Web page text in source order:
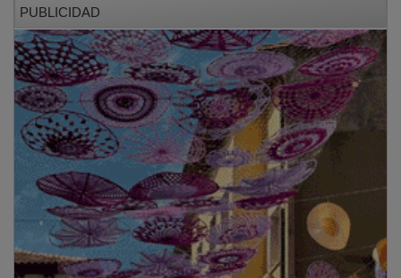
Este montaje corre enteramente a cargo de los
integrantes de la Asociación Cultural Juan Talamanco,
quienes llevan meses ensayando y confeccionando un
vestuario fiel a la época para trasladar al espectador a
las tensiones, batallas y romances del medievo
castellano.
PROGRAMACIÓN
La programación oficial arrancará a las 11.00 horas